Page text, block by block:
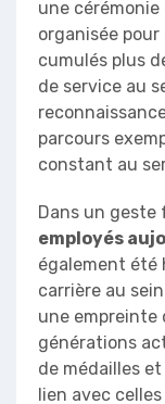
une cérémonie
organisée
cumulés plus
de service au
parcours
constant au
Dans un geste
employés
également été
carrière au
une empreinte
générations
de médailles
lien avec